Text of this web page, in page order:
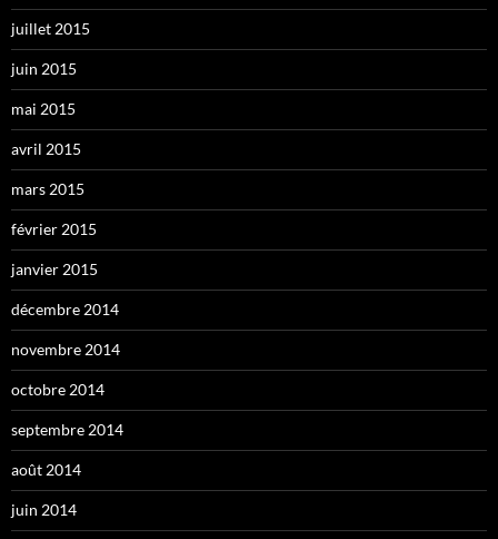
juillet 2015
juin 2015
mai 2015
avril 2015
mars 2015
février 2015
janvier 2015
décembre 2014
novembre 2014
octobre 2014
septembre 2014
août 2014
juin 2014